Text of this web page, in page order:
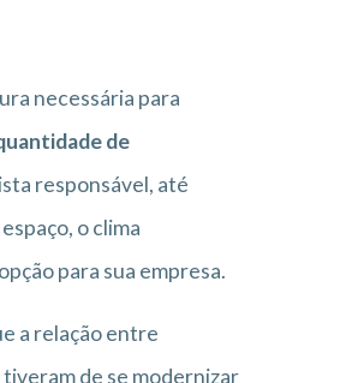
necessária para
de
responsável, até
o clima
para sua empresa.
a relação entre
de se modernizar